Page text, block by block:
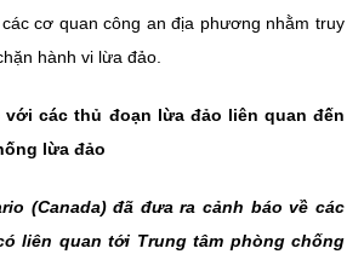
cơ quan công an địa phương nhằm truy
hành vi lừa đảo.
với các thủ đoạn lừa đảo liên quan đến
lừa đảo
(Canada) đã đưa ra cảnh báo về các
liên quan tới Trung tâm phòng chống